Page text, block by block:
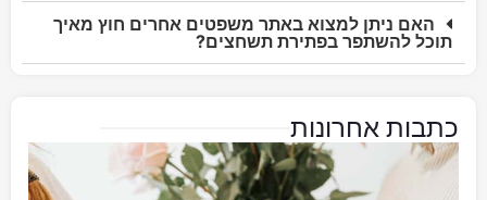
האם ניתן למצוא באתר משפטים אחרים חוץ מאיך
תוכל להשתפר בפתירת תשחצים?
כתבות אחרונות